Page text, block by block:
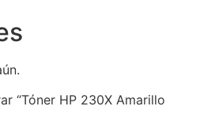
“Tóner HP 230X Amarillo